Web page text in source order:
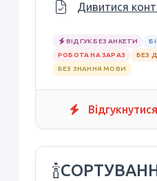
Дивитися
ВІДГУК БЕЗ АНКЕТИ
РОБОТА НА ЗАРАЗ
БЕЗ
БЕЗ ЗНАННЯ МОВИ
Відгукнутися